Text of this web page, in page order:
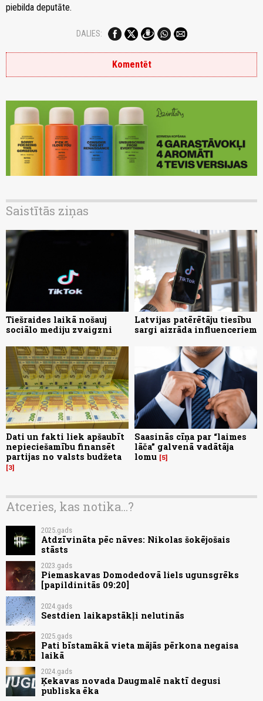
piebilda deputāte.
DALIES:
Komentēt
Saistītās ziņas
Tiešraides laikā nošauj
sociālo mediju zvaigzni
Latvijas patērētāju tiesību
sargi aizrāda influenceriem
Dati un fakti liek apšaubīt
nepieciešamību finansēt
partijas no valsts budžeta
3
Saasinās cīņa par “laimes
lāča” galvenā vadātāja
lomu 5
Atceries, kas notika...?
2025.gads
Atdzīvināta pēc nāves: Nikolas šokējošais
stāsts
2023.gads
Piemaskavas Domodedovā liels ugunsgrēks
[papildinitās 09:20]
2024.gads
Sestdien laikapstākļi nelutinās
2025.gads
Pati bīstamākā vieta mājās pērkona negaisa
laikā
2024.gads
Ķekavas novada Daugmalē naktī degusi
publiska ēka